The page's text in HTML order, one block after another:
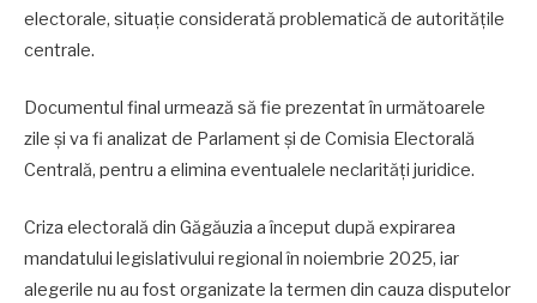
electorale, situație considerată problematică de autoritățile
centrale.
Documentul final urmează să fie prezentat în următoarele
zile și va fi analizat de Parlament și de Comisia Electorală
Centrală, pentru a elimina eventualele neclarități juridice.
Criza electorală din Găgăuzia a început după expirarea
mandatului legislativului regional în noiembrie 2025, iar
alegerile nu au fost organizate la termen din cauza disputelor